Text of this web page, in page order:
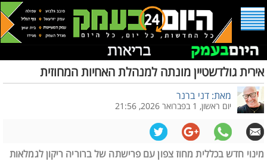
אירית גולדשטיין מונתה למנהלת האחיות המחוזית
מאת: דני ברנר
יום ראשון, 1 בפברואר 2026, 21:56
מינוי חדש בכללית מחוז צפון עם פרישתה של ברוריה ריקון לגמלאות